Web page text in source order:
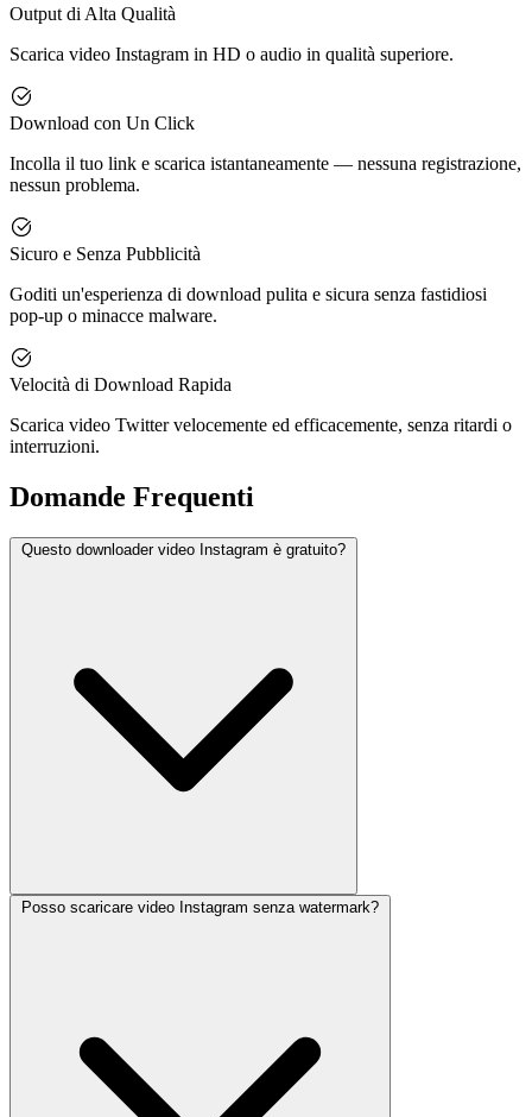
Output di Alta Qualità
Scarica video Instagram in HD o audio in qualità superiore.
Download con Un Click
Incolla il tuo link e scarica istantaneamente — nessuna registrazione,
nessun problema.
Sicuro e Senza Pubblicità
Goditi un'esperienza di download pulita e sicura senza fastidiosi
pop-up o minacce malware.
Velocità di Download Rapida
Scarica video Twitter velocemente ed efficacemente, senza ritardi o
interruzioni.
Domande Frequenti
Questo downloader video Instagram è gratuito?
Posso scaricare video Instagram senza watermark?